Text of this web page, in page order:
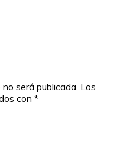
será publicada. Los
con *